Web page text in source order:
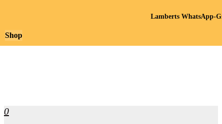
0
Shop
Lamberts WhatsApp-